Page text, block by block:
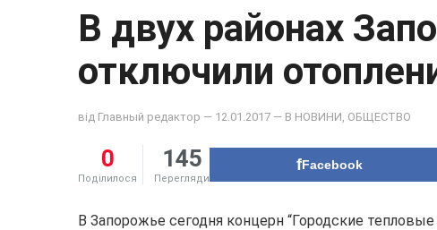
В двух районах
отключили
від Главный редактор — 12.01.2017 — В НОВИНИ ОБЩЕСТВО
0
Поділилося
145
Перегляди
Facebook
В Запорожье сегодня концерн “Городские